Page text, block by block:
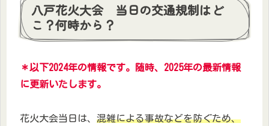
八戸花火大会 当日の交通規制はど
こ？何時から？
＊以下2024年の情報です。随時、2025年の最新情報
に更新いたします。
花火大会当日は、 混雑による事故などを防ぐため、